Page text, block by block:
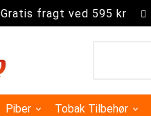
Gratis fragt ved 595 kr
Piber Tobak Tilbehør